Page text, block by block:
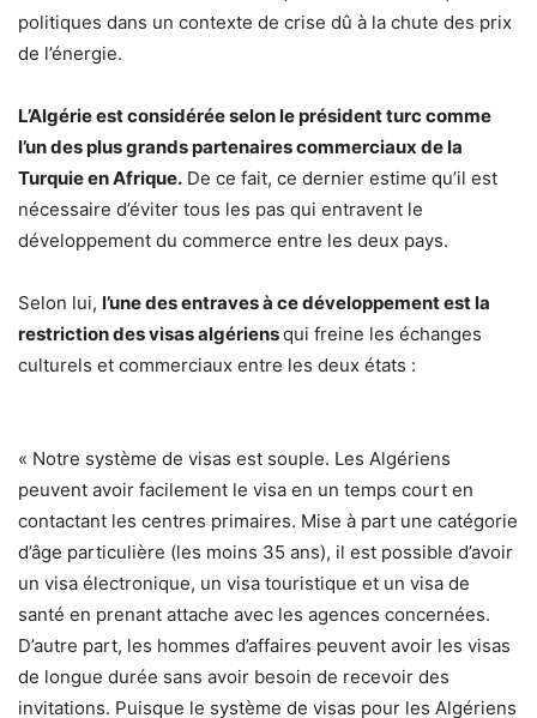
politiques dans un contexte de crise dû à la chute des prix
de l’énergie.
L’Algérie est considérée selon le président turc comme
l’un des plus grands partenaires commerciaux de la
Turquie en Afrique. De ce fait, ce dernier estime qu’il est
nécessaire d’éviter tous les pas qui entravent le
développement du commerce entre les deux pays.
Selon lui, l’une des entraves à ce développement est la
restriction des visas algériensqui freine les échanges
culturels et commerciaux entre les deux états :
« Notre système de visas est souple. Les Algériens
peuvent avoir facilement le visa en un temps court en
contactant les centres primaires. Mise à part une catégorie
d’âge particulière (les moins 35 ans), il est possible d’avoir
un visa électronique, un visa touristique et un visa de
santé en prenant attache avec les agences concernées.
D’autre part, les hommes d’affaires peuvent avoir les visas
de longue durée sans avoir besoin de recevoir des
invitations. Puisque le système de visas pour les Algériens